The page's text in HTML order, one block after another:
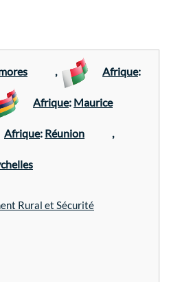
, Afrique:
Afrique: Maurice
Afrique: Réunion ,
Rural et Sécurité